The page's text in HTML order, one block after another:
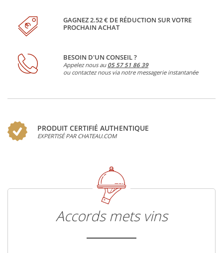
GAGNEZ 2.52 € DE RÉDUCTION SUR VOTRE
PROCHAIN ACHAT
BESOIN D'UN CONSEIL ?
Appelez nous au 05 57 51 86 39
ou contactez nous via notre messagerie instantanée
PRODUIT CERTIFIÉ AUTHENTIQUE
EXPERTISÉ PAR CHATEAU.COM
Accords mets vins